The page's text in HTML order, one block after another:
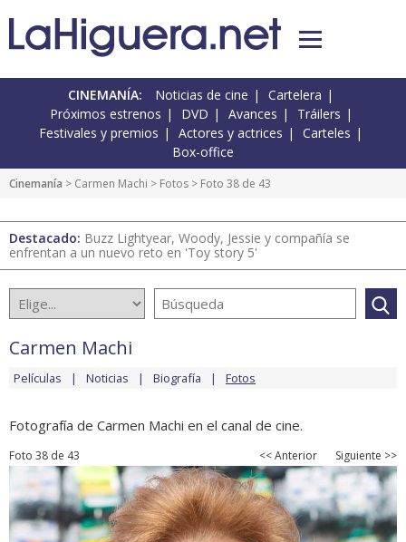
CINEMANÍA: Noticias de cine
Cartelera
Próximos estrenos
DVD Avances
Tráilers
Festivales y premios
Actores y actrices
Carteles
Box-office
Cinemanía > Carmen Machi > Fotos > Foto 38 de 43
Destacado: Buzz Lightyear, Woody, Jessie y compañía se
enfrentan a un nuevo reto en 'Toy story 5'
Carmen Machi
Películas Noticias Biografía Fotos
Fotografía de Carmen Machi en el canal de cine.
Foto 38 de 43 << Anterior Siguiente >>